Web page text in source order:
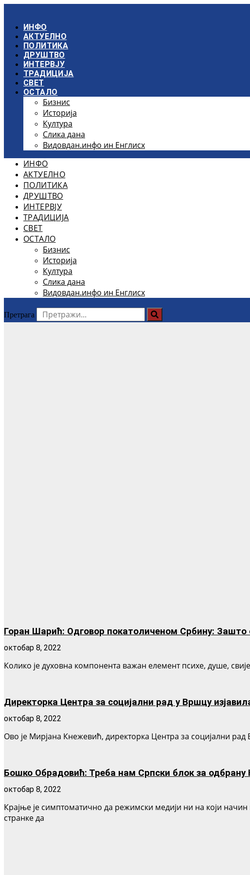
садржајИНФО
АКТУЕЛНО
ПОЛИТИКА
ДРУШТВО
ИНТЕРВЈУ
ТРАДИЦИЈА
СВЕТ
ОСТАЛО
Бизнис
Историја
Култура
Слика дана
Видовдан.инфо ин Енглисх
ИНФО
АКТУЕЛНО
ПОЛИТИКА
ДРУШТВО
ИНТЕРВЈУ
ТРАДИЦИЈА
СВЕТ
ОСТАЛО
Бизнис
Историја
Култура
Слика дана
Видовдан.инфо ин Енглисх
Претрага
Горан Шарић: Одговор покатоличеном Србину: Зашто
октобар 8, 2022
Колико је духовна компонента важан елемент психе, душе,
Директорка Центра за социјални рад у Вршцу
октобар 8, 2022
Ово је Мирјана Кнежевић, директорка Центра за социјални
Бошко Обрадовић: Треба нам Српски блок за одбрану
октобар 8, 2022
Крајње је симптоматично да режимски медији ни на који
странке да